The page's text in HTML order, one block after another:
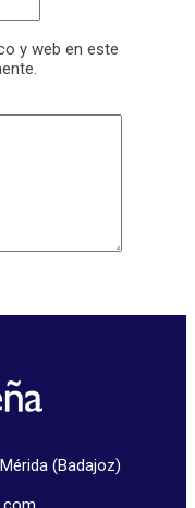
y web en este
(Badajoz)